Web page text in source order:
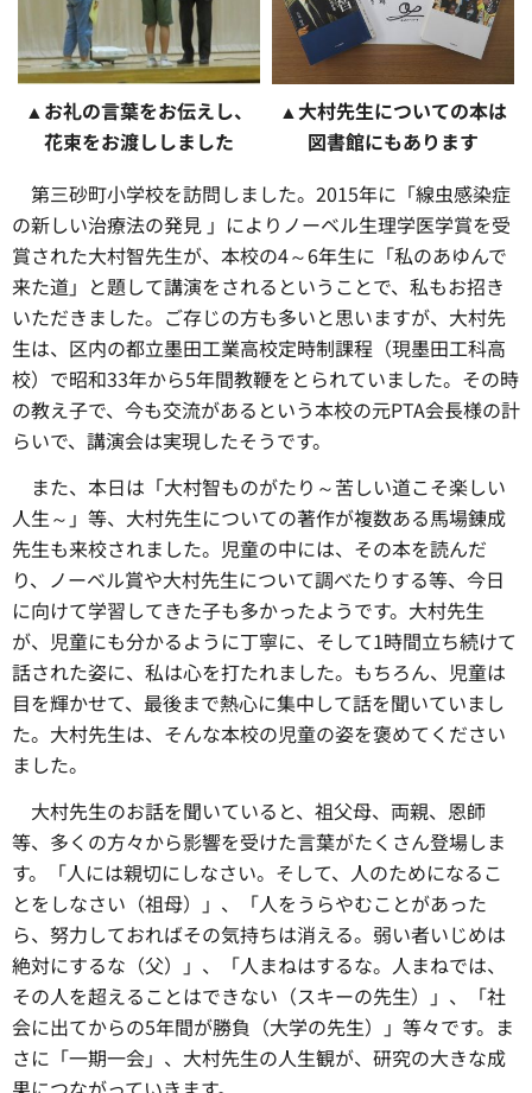
▲お礼の言葉をお伝えし、
花束をお渡ししました
▲大村先生についての本は
図書館にもあります
第三砂町小学校を訪問しました。2015年に「線虫感染症
の新しい治療法の発見 」によりノーベル生理学医学賞を受
賞された大村智先生が、本校の4～6年生に「私のあゆんで
来た道」と題して講演をされるということで、私もお招き
いただきました。ご存じの方も多いと思いますが、大村先
生は、区内の都立墨田工業高校定時制課程（現墨田工科高
校）で昭和33年から5年間教鞭をとられていました。その時
の教え子で、今も交流があるという本校の元PTA会長様の計
らいで、講演会は実現したそうです。
また、本日は「大村智ものがたり～苦しい道こそ楽しい
人生～」等、大村先生についての著作が複数ある馬場錬成
先生も来校されました。児童の中には、その本を読んだ
り、ノーベル賞や大村先生について調べたりする等、今日
に向けて学習してきた子も多かったようです。大村先生
が、児童にも分かるように丁寧に、そして1時間立ち続けて
話された姿に、私は心を打たれました。もちろん、児童は
目を輝かせて、最後まで熱心に集中して話を聞いていまし
た。大村先生は、そんな本校の児童の姿を褒めてください
ました。
大村先生のお話を聞いていると、祖父母、両親、恩師
等、多くの方々から影響を受けた言葉がたくさん登場しま
す。「人には親切にしなさい。そして、人のためになるこ
とをしなさい（祖母）」、「人をうらやむことがあった
ら、努力しておればその気持ちは消える。弱い者いじめは
絶対にするな（父）」、「人まねはするな。人まねでは、
その人を超えることはできない（スキーの先生）」、「社
会に出てからの5年間が勝負（大学の先生）」等々です。ま
さに「一期一会」、大村先生の人生観が、研究の大きな成